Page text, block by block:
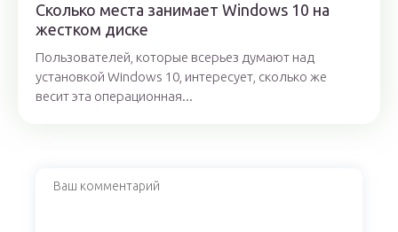
Сколько места занимает Windows 10 на
жестком диске
Пользователей, которые всерьез думают над
установкой Windows 10, интересует, сколько же
весит эта операционная...